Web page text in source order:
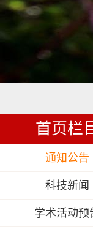
首页栏
通知公告
科技新闻
学术活动预